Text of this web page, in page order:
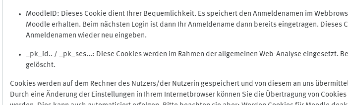
MoodleID: Dieses Cookie dient Ihrer Bequemlichkeit. Es speichert den Anmeldenamen im
Moodle erhalten. Beim nächsten Login ist dann Ihr Anmeldename dann bereits eingetragen.
Anmeldenamen wieder neu eingeben.
_pk_id.. / _pk_ses...: Diese Cookies werden im Rahmen der allgemeinen Web-Analyse eingesetzt.
gelöscht.
Cookies werden auf dem Rechner des Nutzers/der Nutzerin gespeichert und von diesem an uns
Durch eine Änderung der Einstellungen in Ihrem Internetbrowser können Sie die Übertragung von